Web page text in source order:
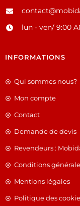
lun - ven/ 9:00
INFORMATIONS
Qui sommes nous?
Mon compte
Contact
Demande de devis
Revendeurs :
Conditions
Mentions légales
Politique des